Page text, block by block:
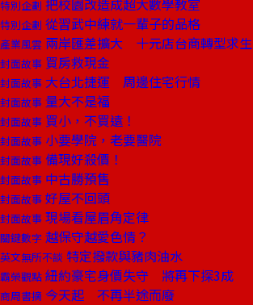
特別企劃 把校園改造成超大數學教室
特別企劃 從習武中練就一輩子的品格
產業風雲 兩岸匯差擴大 十元店台商轉型求生
封面故事 買房救現金
封面故事 大台北捷運 周邊住宅行情
封面故事 量大不是福
封面故事 買小，不買遠！
封面故事 小要學院，老要醫院
封面故事 備現好殺價！
封面故事 中古勝預售
封面故事 好屋不回頭
封面故事 現場看屋眉角定律
關鍵數字 越保守越愛色情？
英文無所不談 特定撥款與豬肉油水
霸榮觀點 紐約豪宅身價失守 將再下探3成
商周書摘 今天起 不再半途而廢